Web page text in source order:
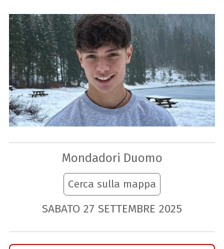
Mondadori Duomo
Cerca sulla mappa
SABATO 27 SETTEMBRE 2025